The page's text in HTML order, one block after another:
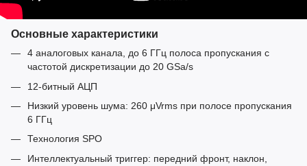
Основные характеристики
4 аналоговых канала, до 6 ГГц полоса пропускания с
частотой дискретизации до 20 GSa/s
12-битный АЦП
Низкий уровень шума: 260 μVrms при полосе пропускания
6 ГГц
Технология SPO
Интеллектуальный триггер: передний фронт, наклон,